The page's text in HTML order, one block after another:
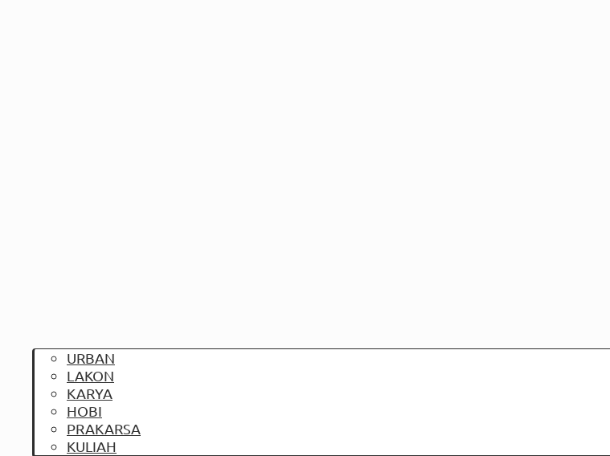
URBAN
LAKON
KARYA
HOBI
PRAKARSA
KULIAH